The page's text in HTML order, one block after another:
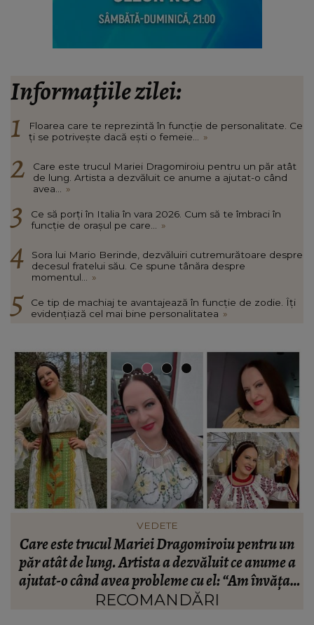
Informațiile zilei:
Floarea care te reprezintă în funcție de personalitate. Ce
ți se potrivește dacă ești o femeie... »
Care este trucul Mariei Dragomiroiu pentru un păr atât
de lung. Artista a dezvăluit ce anume a ajutat-o când
avea... »
Ce să porți în Italia în vara 2026. Cum să te îmbraci în
funcție de orașul pe care... »
Sora lui Mario Berinde, dezvăluiri cutremurătoare despre
decesul fratelui său. Ce spune tânăra despre
momentul... »
Ce tip de machiaj te avantajează în funcție de zodie. Îți
evidențiază cel mai bine personalitatea »
FASHION
Ce să porți în Italia în vara 2026. Cum să te
îmbraci în funcție de orașul pe care îl vizitezi
RECOMANDĂRI